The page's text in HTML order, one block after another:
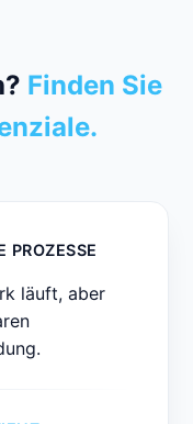
Finden Sie
PROZESSE
läuft, aber